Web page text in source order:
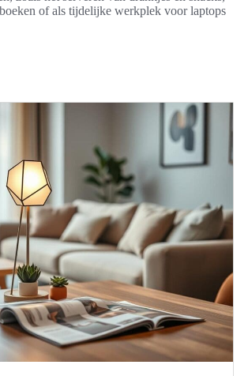
of als tijdelijke werkplek voor laptops